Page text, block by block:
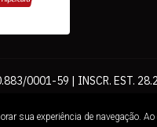
0001-59 | INSCR. EST.
Loja. É proibida a utilização
sua experiência de navegação.